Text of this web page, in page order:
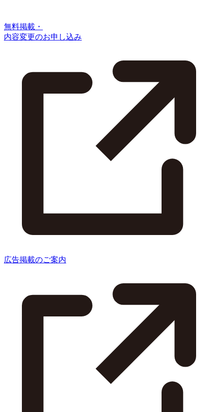
無料掲載・
内容変更のお申し込み
広告掲載のご案内